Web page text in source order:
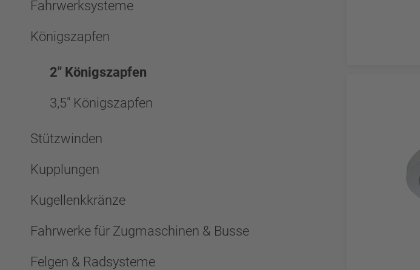
Fahrwerksysteme
Königszapfen
2" Königszapfen
3,5" Königszapfen
Stützwinden
Kupplungen
Kugellenkkränze
Fahrwerke für Zugmaschinen & Busse
Felgen & Radsysteme